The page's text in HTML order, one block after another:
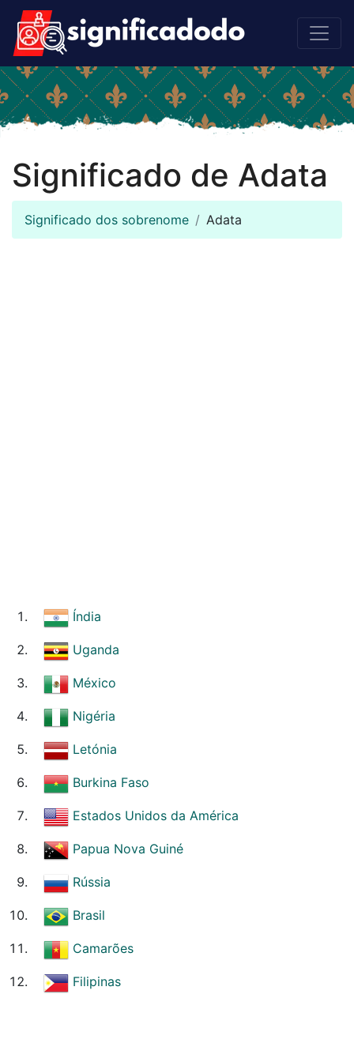
Significado de Adata
Significado dos sobrenome Adata
Índia
Uganda
México
Nigéria
Letónia
Burkina Faso
Estados Unidos da América
Papua Nova Guiné
Rússia
Brasil
Camarões
Filipinas